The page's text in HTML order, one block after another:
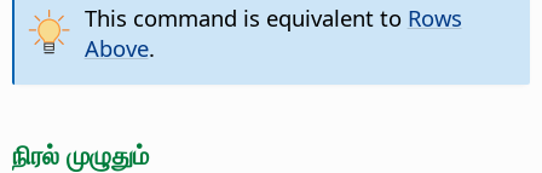
This command is equivalent to Rows
Above.
நிரல் முழுதும்